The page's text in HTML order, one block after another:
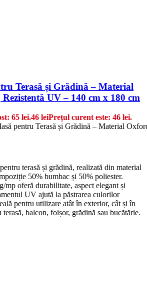
Terasă și Grădină – Material
UV – 140 cm x 180 cm
65 lei.46 leiPrețul curent este: 46 lei.
pentru Terasă și Grădină – Material
terasă și grădină, realizată din material
50% bumbac și 50% poliester.
mp oferă durabilitate, aspect elegant și
UV ajută la păstrarea culorilor
pentru utilizare atât în exterior, cât și în
balcon, foișor, grădină sau bucătărie.